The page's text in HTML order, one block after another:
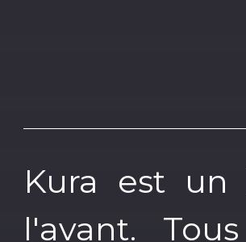
Kura est un
l'avant.